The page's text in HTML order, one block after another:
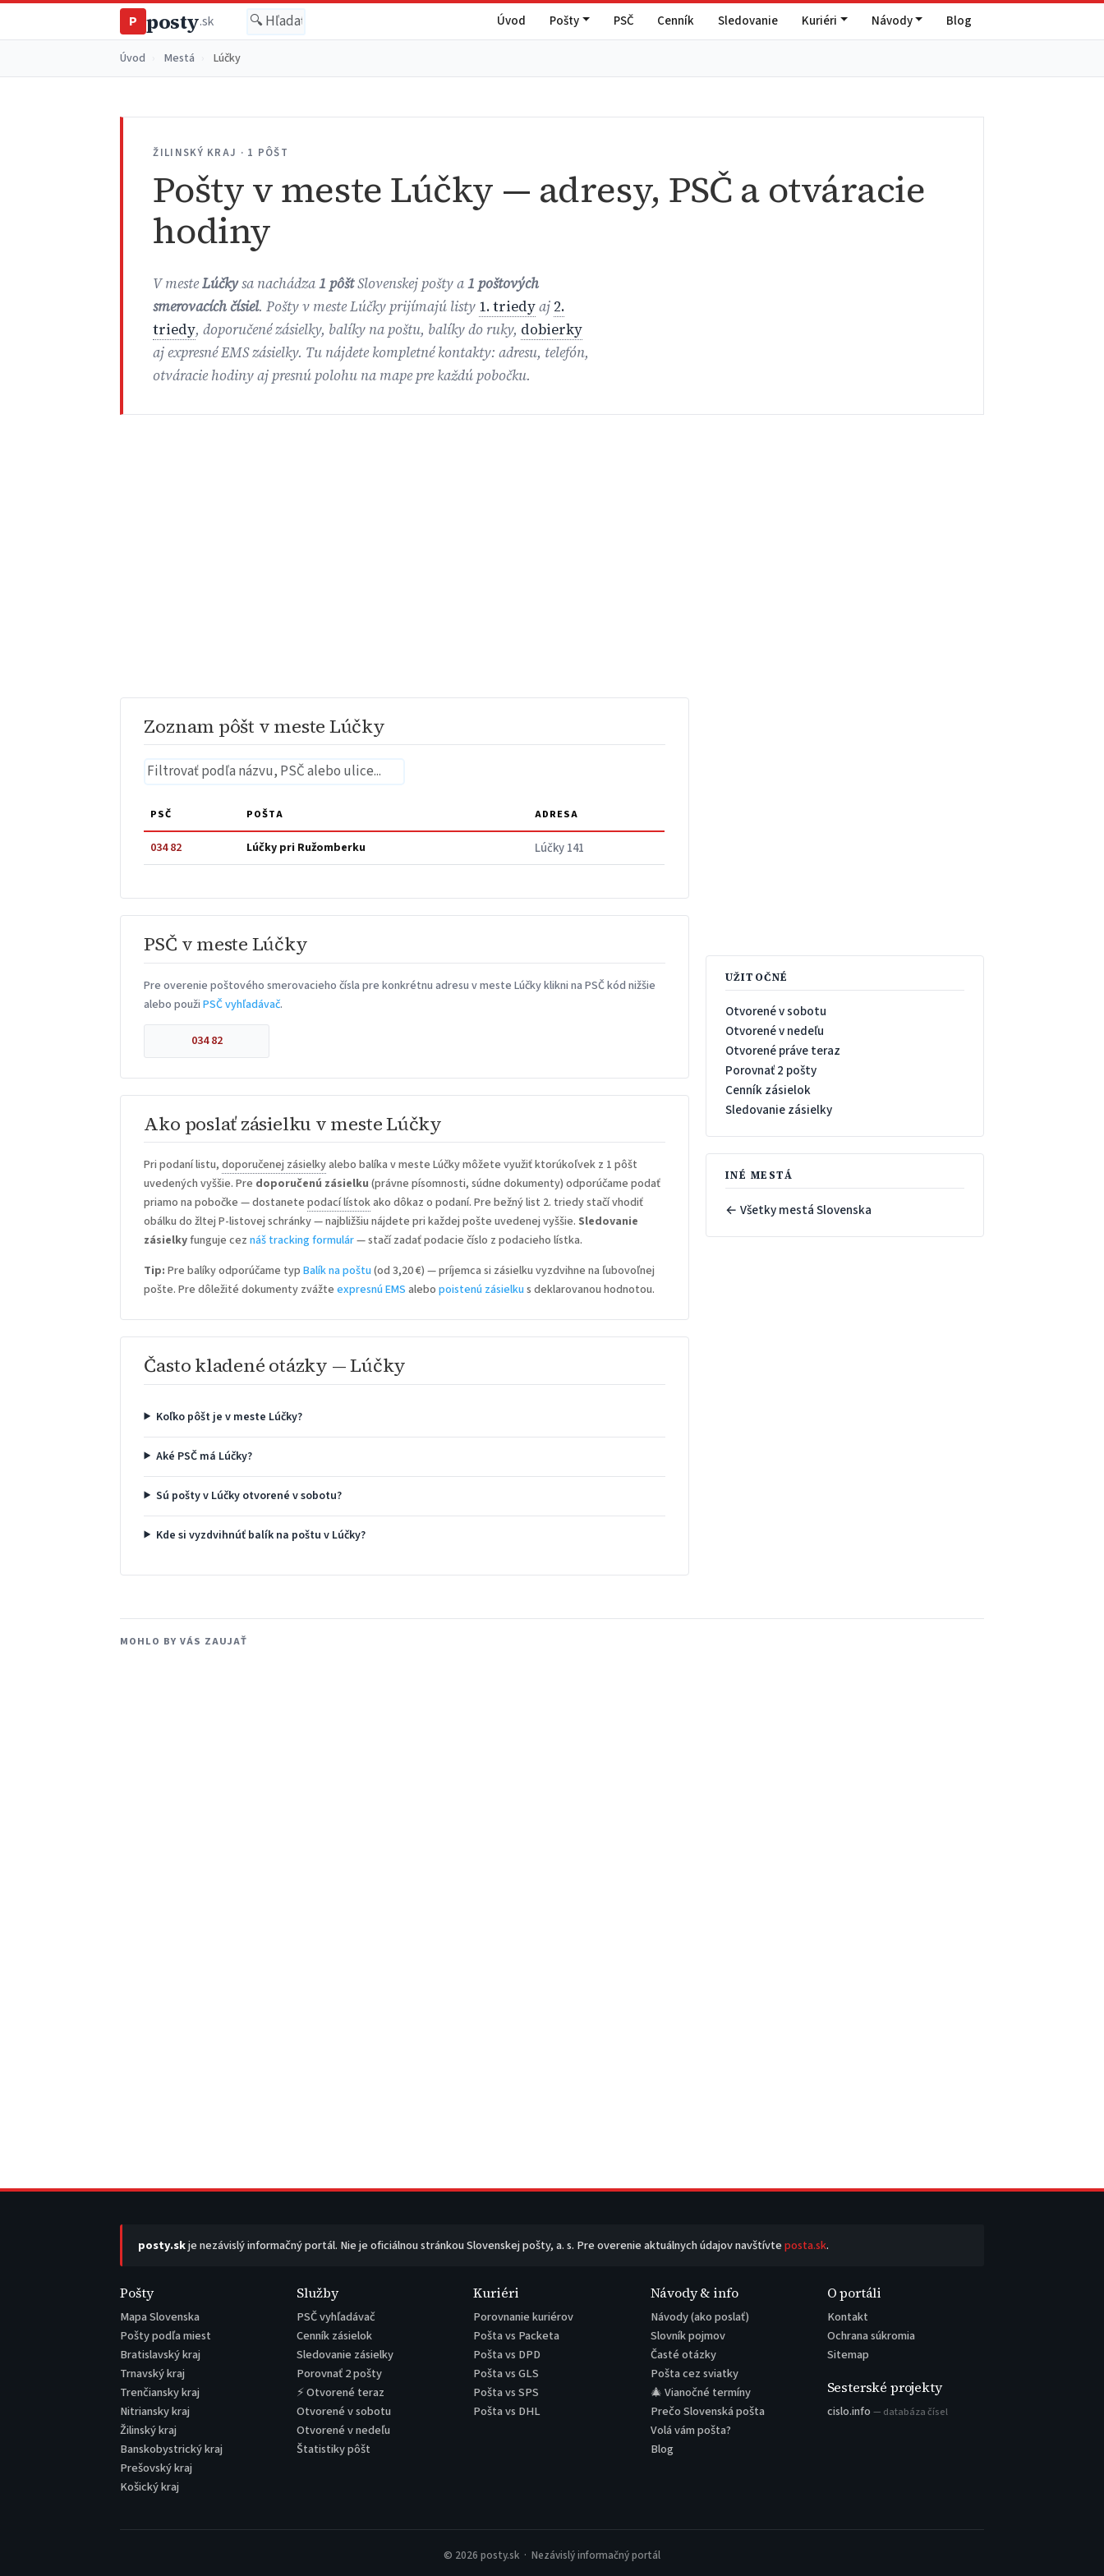
P posty.sk Úvod Pošty PSČ Cenník Sledovanie Kuriéri Návody Blog
Úvod Mestá Lúčky
ŽILINSKÝ KRAJ · 1 PÔŠT
Pošty v meste Lúčky — adresy, PSČ a otváracie
hodiny
V mesteLúčkysa nachádza1 pôštSlovenskej pošty a1 poštových
smerovacích čísiel. Pošty v meste Lúčky prijímajú listy 1. triedyaj 2.
triedy, doporučené zásielky, balíky na poštu, balíky do ruky, dobierky
aj expresné EMS zásielky. Tu nájdete kompletné kontakty: adresu, telefón,
otváracie hodiny aj presnú polohu na mape pre každú pobočku.
Zoznam pôšt v meste Lúčky
PSČ POŠTA ADRESA
034 82 Lúčky pri Ružomberku Lúčky 141
PSČ v meste Lúčky
Pre overenie poštového smerovacieho čísla pre konkrétnu adresu v meste Lúčky klikni na PSČ kód nižšie
alebo použiPSČ vyhľadávač.
034 82
Ako poslať zásielku v meste Lúčky
Pri podaní listu,doporučenej zásielkyalebo balíka v meste Lúčky môžete využiť ktorúkoľvek z 1 pôšt
uvedených vyššie. Pre doporučenú zásielku (právne písomnosti, súdne dokumenty) odporúčame podať
priamo na pobočke — dostanetepodací lístokako dôkaz o podaní. Pre bežný list 2. triedy stačí vhodiť
obálku do žltej P-listovej schránky — najbližšiu nájdete pri každej pošte uvedenej vyššie. Sledovanie
zásielkyfunguje ceznáš tracking formulár— stačí zadať podacie číslo z podacieho lístka.
Tip: Pre balíky odporúčame typBalík na poštu (od 3,20 €) — príjemca si zásielku vyzdvihne na ľubovoľnej
pošte. Pre dôležité dokumenty zvážteexpresnú EMS alebopoistenú zásielku s deklarovanou hodnotou.
Často kladené otázky — Lúčky
Koľko pôšt je v meste Lúčky?
Aké PSČ má Lúčky?
Sú pošty v Lúčky otvorené v sobotu?
Kde si vyzdvihnúť balík na poštu v Lúčky?
UŽITOČNÉ
Otvorené v sobotu
Otvorené v nedeľu
Otvorené práve teraz
Porovnať 2 pošty
Cenník zásielok
Sledovanie zásielky
INÉ MESTÁ
← Všetky mestá Slovenska
MOHLO BY VÁS ZAUJAŤ
posty.skje nezávislý informačný portál. Nie je oficiálnou stránkou Slovenskej pošty, a. s. Pre overenie aktuálnych údajov navštívteposta.sk.
Pošty
Mapa Slovenska
Pošty podľa miest
Bratislavský kraj
Trnavský kraj
Trenčiansky kraj
Nitriansky kraj
Žilinský kraj
Banskobystrický kraj
Prešovský kraj
Košický kraj
Služby
PSČ vyhľadávač
Cenník zásielok
Sledovanie zásielky
Porovnať 2 pošty
⚡ Otvorené teraz
Otvorené v sobotu
Otvorené v nedeľu
Štatistiky pôšt
Kuriéri
Porovnanie kuriérov
Pošta vs Packeta
Pošta vs DPD
Pošta vs GLS
Pošta vs SPS
Pošta vs DHL
Návody & info
Návody (ako poslať)
Slovník pojmov
Časté otázky
Pošta cez sviatky
🎄 Vianočné termíny
Prečo Slovenská pošta
Volá vám pošta?
Blog
O portáli
Kontakt
Ochrana súkromia
Sitemap
Sesterské projekty
cislo.info — databáza čísel
© 2026 posty.sk · Nezávislý informačný portál